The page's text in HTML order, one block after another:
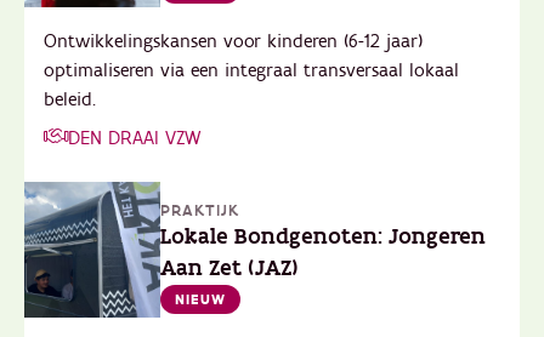
Ontwikkelingskansen voor kinderen (6-12 jaar)
optimaliseren via een integraal transversaal lokaal
beleid.
DEN DRAAI VZW
PRAKTIJK
Lokale Bondgenoten: Jongeren
Aan Zet (JAZ)
NIEUW